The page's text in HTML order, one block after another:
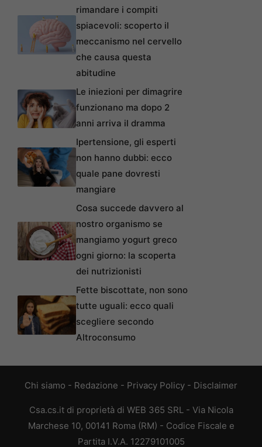
rimandare i compiti
spiacevoli: scoperto il
meccanismo nel cervello
che causa questa
abitudine
Le iniezioni per dimagrire
funzionano ma dopo 2
anni arriva il dramma
Ipertensione, gli esperti
non hanno dubbi: ecco
quale pane dovresti
mangiare
Cosa succede davvero al
nostro organismo se
mangiamo yogurt greco
ogni giorno: la scoperta
dei nutrizionisti
Fette biscottate, non sono
tutte uguali: ecco quali
scegliere secondo
Altroconsumo
Chi siamo - Redazione - Privacy Policy - Disclaimer
Csa.cs.it di proprietà di WEB 365 SRL - Via Nicola
Marchese 10, 00141 Roma (RM) - Codice Fiscale e
Partita I.V.A. 12279101005